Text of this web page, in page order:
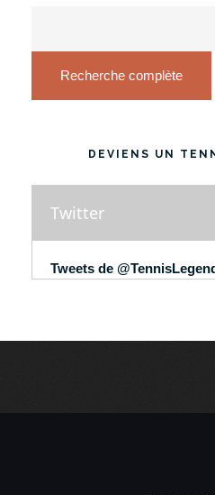
Recherche complète
DEVIENS UN
Twitter
Tweets de